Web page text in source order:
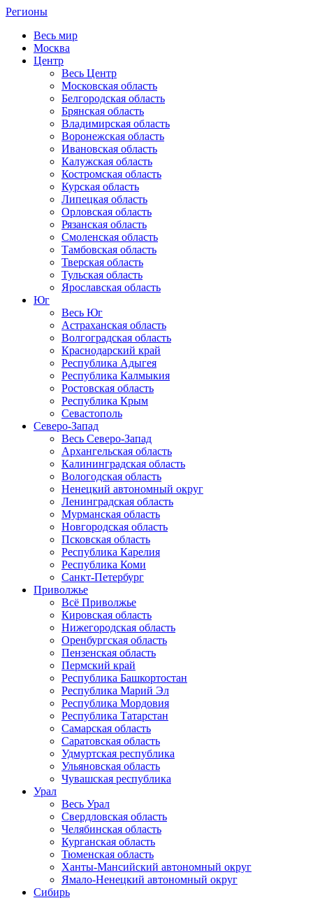
Регионы
Весь мир
Москва
Центр
Весь Центр
Московская область
Белгородская область
Брянская область
Владимирская область
Воронежская область
Ивановская область
Калужская область
Костромская область
Курская область
Липецкая область
Орловская область
Рязанская область
Смоленская область
Тамбовская область
Тверская область
Тульская область
Ярославская область
Юг
Весь Юг
Астраханская область
Волгоградская область
Краснодарский край
Республика Адыгея
Республика Калмыкия
Ростовская область
Республика Крым
Севастополь
Северо-Запад
Весь Северо-Запад
Архангельская область
Калининградская область
Вологодская область
Ненецкий автономный округ
Ленинградская область
Мурманская область
Новгородская область
Псковская область
Республика Карелия
Республика Коми
Санкт-Петербург
Приволжье
Всё Приволжье
Кировская область
Нижегородская область
Оренбургская область
Пензенская область
Пермский край
Республика Башкортостан
Республика Марий Эл
Республика Мордовия
Республика Татарстан
Самарская область
Саратовская область
Удмуртская республика
Ульяновская область
Чувашская республика
Урал
Весь Урал
Свердловская область
Челябинская область
Курганская область
Тюменская область
Ханты-Мансийский автономный округ
Ямало-Ненецкий автономный округ
Сибирь